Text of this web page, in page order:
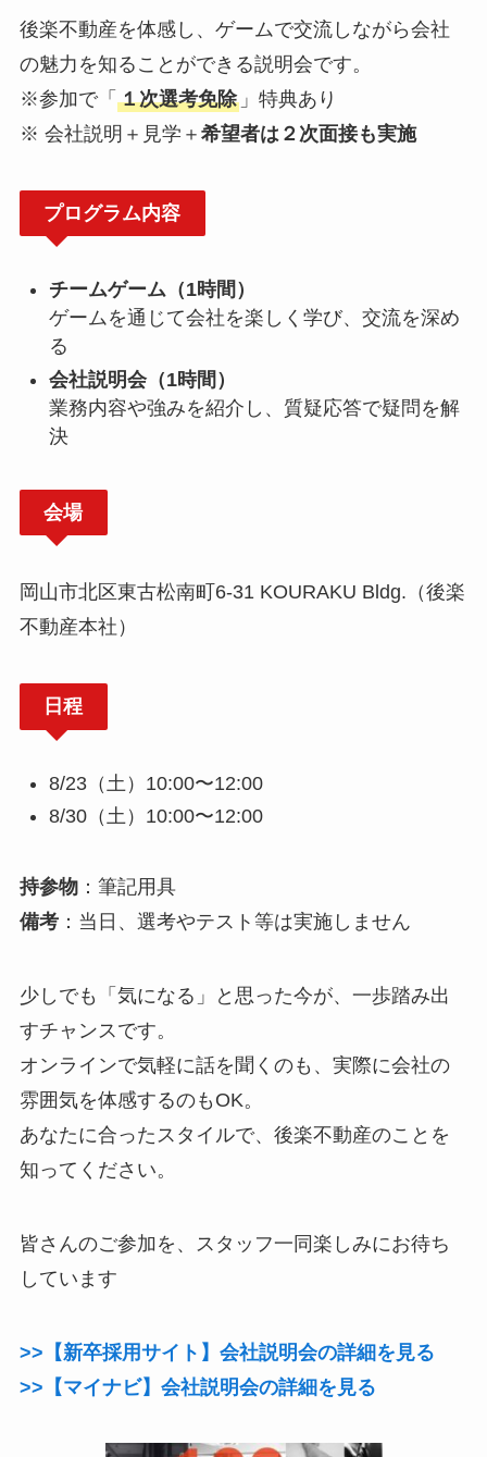
後楽不動産を体感し、ゲームで交流しながら会社
の魅力を知ることができる説明会です。
※参加で「 １次選考免除」特典あり
※ 会社説明＋見学＋ 希望者は２次面接も実施
プログラム内容
チームゲーム（1時間）
ゲームを通じて会社を楽しく学び、交流を深め
る
会社説明会（1時間）
業務内容や強みを紹介し、質疑応答で疑問を解
決
会場
岡山市北区東古松南町6-31 KOURAKU Bldg.（後楽
不動産本社）
日程
8/23（土）10:00〜12:00
8/30（土）10:00〜12:00
持参物：筆記用具
備考：当日、選考やテスト等は実施しません
少しでも「気になる」と思った今が、一歩踏み出
すチャンスです。
オンラインで気軽に話を聞くのも、実際に会社の
雰囲気を体感するのもOK。
あなたに合ったスタイルで、後楽不動産のことを
知ってください。
皆さんのご参加を、スタッフ一同楽しみにお待ち
しています
>>【新卒採用サイト】会社説明会の詳細を見る
>>【マイナビ】会社説明会の詳細を見る